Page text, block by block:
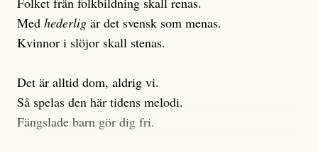
Med hederlig är det svensk som menas.
Kvinnor i slöjor skall stenas.
Det är alltid dom, aldrig vi.
Så spelas den här tidens melodi.
Fängslade barn gör dig fri.